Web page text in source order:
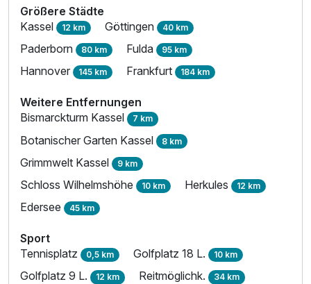
Ausstattung
Größere Städte
Kassel 12 km Göttingen 40 km
Paderborn 80 km Fulda 95 km
Hannover 145 km Frankfurt 184 km
Weitere Entfernungen
Bismarckturm Kassel 7 km
Botanischer Garten Kassel 8 km
Grimmwelt Kassel 9 km
Schloss Wilhelmshöhe 10 km Herkules 12 km
Edersee 45 km
Sport
Tennisplatz 0,5 km Golfplatz 18 L. 10 km
Golfplatz 9 L. 12 km Reitmöglichk. 34 km